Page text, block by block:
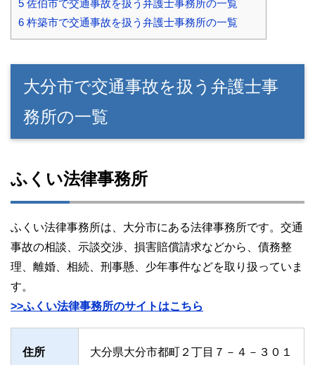
5 佐伯市で交通事故を扱う弁護士事務所の一覧
6 杵築市で交通事故を扱う弁護士事務所の一覧
大分市で交通事故を扱う弁護士事
務所の一覧
ふくい法律事務所
ふくい法律事務所は、大分市にある法律事務所です。交通
事故の相談、示談交渉、損害賠償請求などから、債務整
理、離婚、相続、刑事懸、少年事件などを取り扱っていま
す。
>>ふくい法律事務所のサイトはこちら
住所 大分県大分市都町２丁目７－４－３０１